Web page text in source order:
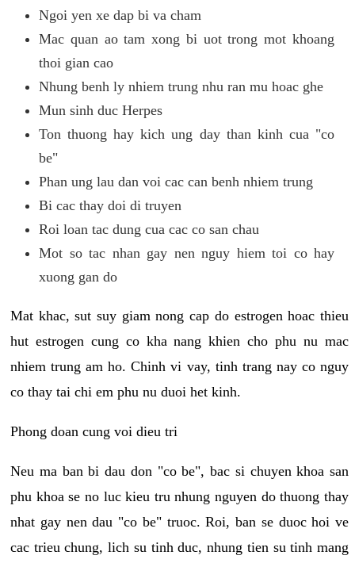
Ngoi yen xe dap bi va cham
Mac quan ao tam xong bi uot trong mot khoang
thoi gian cao
Nhung benh ly nhiem trung nhu ran mu hoac ghe
Mun sinh duc Herpes
Ton thuong hay kich ung day than kinh cua "co
be"
Phan ung lau dan voi cac can benh nhiem trung
Bi cac thay doi di truyen
Roi loan tac dung cua cac co san chau
Mot so tac nhan gay nen nguy hiem toi co hay
xuong gan do
Mat khac, sut suy giam nong cap do estrogen hoac thieu
hut estrogen cung co kha nang khien cho phu nu mac
nhiem trung am ho. Chinh vi vay, tinh trang nay co nguy
co thay tai chi em phu nu duoi het kinh.
Phong doan cung voi dieu tri
Neu ma ban bi dau don "co be", bac si chuyen khoa san
phu khoa se no luc kieu tru nhung nguyen do thuong thay
nhat gay nen dau "co be" truoc. Roi, ban se duoc hoi ve
cac trieu chung, lich su tinh duc, nhung tien su tinh mang